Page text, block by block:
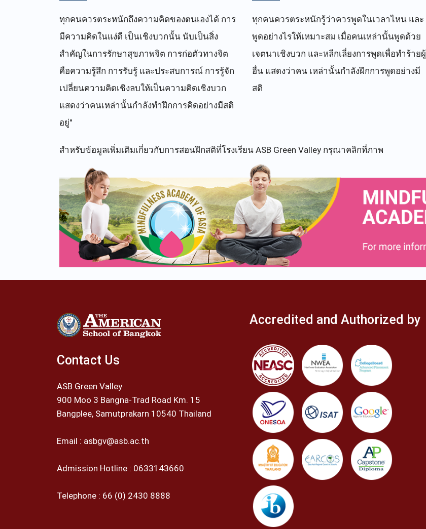
ทุกคนควรตระหนักถึงความคิดของตนเองได้ การ
มีความคิดในแง่ดี เป็นเชิงบวกนั้น นับเป็นสิ่ง
สำคัญในการรักษาสุขภาพจิต การก่อตัวทางจิต
คือความรู้สึก การรับรู้ และประสบการณ์ การรู้จัก
เปลี่ยนความคิดเชิงลบให้เป็นความคิดเชิงบวก
แสดงว่าคนเหล่านั้นกำลังทำฝึกการคิดอย่างมีสติ
อยู่"
ทุกคนควรตระหนักรู้ว่าควรพูดในเวลาไหน และ
พูดอย่างไรให้เหมาะสม เมื่อคนเหล่านั้นพูดด้วย
เจตนาเชิงบวก และหลีกเลี่ยงการพูดเพื่อทำร้ายผู้
อื่น แสดงว่าคน เหล่านั้นกำลังฝึกการพูดอย่างมี
สติ
สำหรับข้อมูลเพิ่มเติมเกี่ยวกับการสอนฝึกสติที่โรงเรียน ASB Green Valley กรุณาคลิกที่ภาพ
Contact Us
ASB Green Valley
900 Moo 3 Bangna-Trad Road Km. 15
Bangplee, Samutprakarn 10540 Thailand
Email : asbgv@asb.ac.th
Admission Hotline : 0633143660
Telephone : 66 (0) 2430 8888
Accredited and Authorized by